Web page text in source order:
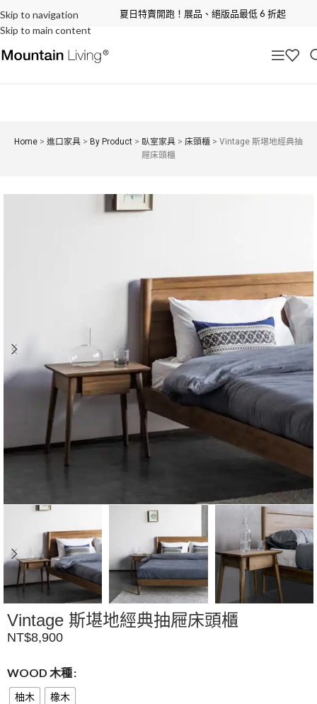
Skip to navigation
Skip to main content
夏日特賣開跑！展品、絕版品最低 6 折起
Home > 進口家具 > By Product > 臥室家具 > 床頭櫃 > Vintage 斯堪地經典抽
屜床頭櫃
Vintage 斯堪地經典抽屜床頭櫃
NT$8,900
WOOD 木種
柚木 橡木